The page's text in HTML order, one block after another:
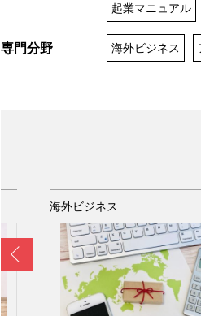
起業マニュアル
専門分野 海外ビジネス
海外ビジネス